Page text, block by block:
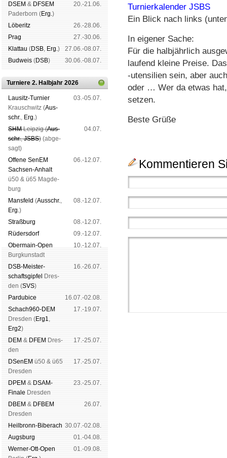
DSEM & DFSEM
Pader­born (Erg.)
20.-21.06.
Lö­be­ritz
26.-28.06.
Prag
27.-30.06.
Klat­tau (DSB, Erg.)
27.06.-08.07.
Bud­weis (DSB) 30.06.-08.07.
Turniere 2. Halbjahr 2026
Lau­sitz-Tur­nier
Krausch­witz (Aus­
schr., Erg.)
03.-05.07.
SHMLeip­zig (Aus­
schr.,JSBS) (ab­ge­
sagt)
04.07.
Offene SenEM
Sach­sen-An­halt
ü50 & ü65 Mag­de­
burg
06.-12.07.
Mans­feld (Aus­schr.,
Erg.)
08.-12.07.
Straß­burg
08.-12.07.
Rüders­dorf
09.-12.07.
Ober­main-Open
Burg­kun­stadt
10.-12.07.
DSB-Meister­
schafts­gipfel
Dres­
den (SVS)
16.-26.07.
Pardu­bice
16.07.-02.08.
Schach960-DEM
Dres­den (Erg1,
Erg2)
17.-19.07.
DEM & DFEM Dres­
den
17.-25.07.
DSenEM ü50 & ü65
Dres­den
17.-25.07.
DPEM & DSAM-
Finale Dres­den
23.-25.07.
DBEM & DFBEM
Dres­den
26.07.
Heil­bronn-Bi­ber­ach 30.07.-02.08.
Augs­burg
01.-04.08.
Werner-Ott-Open
01.-09.08.
Turnierkalender JSBS
Ein Blick nach links
In eigener Sache:
Für die halbjährlich
laufend kleine Preise.
-utensilien sein, aber
oder … Wer da etwas
setzen.
Beste Grüße
Kommentieren